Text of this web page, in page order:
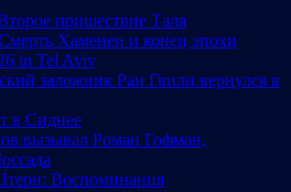
пришествие Таля
Хаменеи и конец эпохи
in Tel Aviv
заложник Ран Гвили вернулся в
в Сиднее
вызывал Роман Гофман,
Воспоминания